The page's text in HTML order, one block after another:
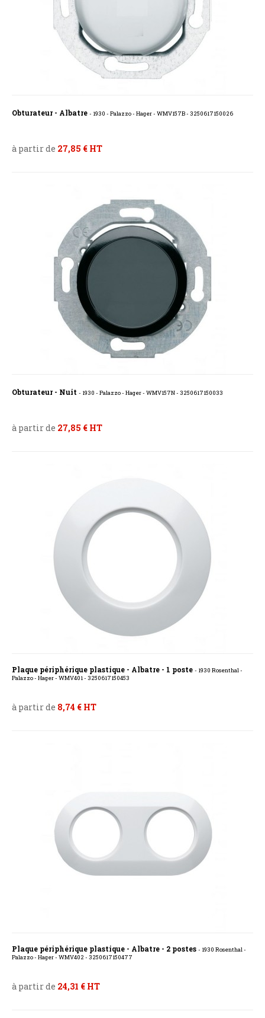
Obturateur - Albatre - 1930 - Palazzo - Hager - WMV157B - 3250617150026
à partir de 27,85 € HT
Obturateur - Nuit - 1930 - Palazzo - Hager - WMV157N - 3250617150033
à partir de 27,85 € HT
Plaque périphérique plastique - Albatre - 1 poste - 1930 Rosenthal -
Palazzo - Hager - WMV401 - 3250617150453
à partir de 8,74 € HT
Plaque périphérique plastique - Albatre - 2 postes - 1930 Rosenthal -
Palazzo - Hager - WMV402 - 3250617150477
à partir de 24,31 € HT